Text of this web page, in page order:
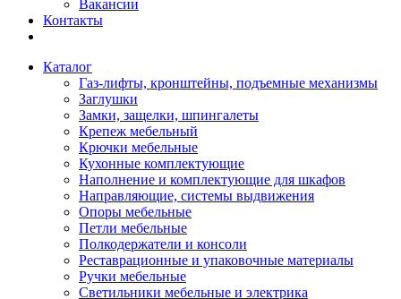
Вакансии
Контакты
Каталог
Газ-лифты, кронштейны, подъемные механизмы
Заглушки
Замки, защелки, шпингалеты
Крепеж мебельный
Крючки мебельные
Кухонные комплектующие
Наполнение и комплектующие для шкафов
Направляющие, системы выдвижения
Опоры мебельные
Петли мебельные
Полкодержатели и консоли
Реставрационные и упаковочные материалы
Ручки мебельные
Светильники мебельные и электрика